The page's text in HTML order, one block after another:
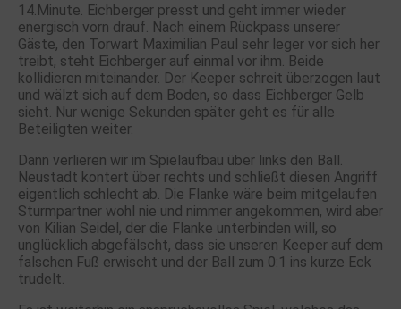
14.Minute. Eichberger presst und geht immer wieder
energisch vorn drauf. Nach einem Rückpass unserer
Gäste, den Torwart Maximilian Paul sehr leger vor sich her
treibt, steht Eichberger auf einmal vor ihm. Beide
kollidieren miteinander. Der Keeper schreit überzogen laut
und wälzt sich auf dem Boden, so dass Eichberger Gelb
sieht. Nur wenige Sekunden später geht es für alle
Beteiligten weiter.
Dann verlieren wir im Spielaufbau über links den Ball.
Neustadt kontert über rechts und schließt diesen Angriff
eigentlich schlecht ab. Die Flanke wäre beim mitgelaufen
Sturmpartner wohl nie und nimmer angekommen, wird aber
von Kilian Seidel, der die Flanke unterbinden will, so
unglücklich abgefälscht, dass sie unseren Keeper auf dem
falschen Fuß erwischt und der Ball zum 0:1 ins kurze Eck
trudelt.